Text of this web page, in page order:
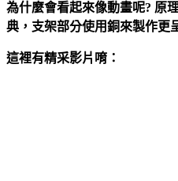
為什麼會看起來像動畫呢? 原
典，支架部分使用銅來製作更
這裡有精采影片唷：